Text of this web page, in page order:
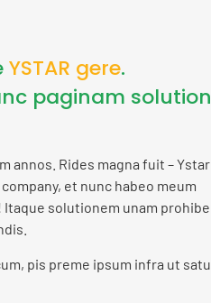
YSTAR gere.
paginam
annos. Rides magna fuit –
et nunc habeo meum
solutionem unam
pis preme ipsum infra ut